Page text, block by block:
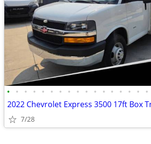
• • • • • • • • • • • • • • • • •
7/28